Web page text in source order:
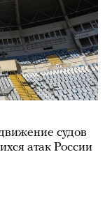
судов
атак России